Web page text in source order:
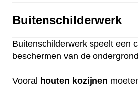
Buitenschilderwerk
Buitenschilderwerk speelt een
beschermen van de
Vooral houten kozijnen